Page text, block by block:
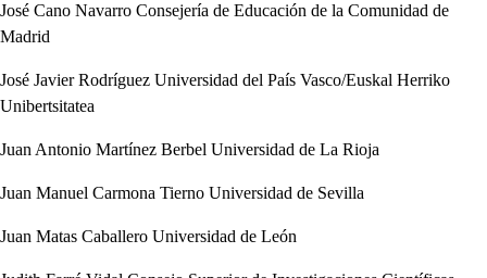
José Cano Navarro Consejería de Educación de la Comunidad de
Madrid
José Javier Rodríguez Universidad del País Vasco/Euskal Herriko
Unibertsitatea
Juan Antonio Martínez Berbel Universidad de La Rioja
Juan Manuel Carmona Tierno Universidad de Sevilla
Juan Matas Caballero Universidad de León